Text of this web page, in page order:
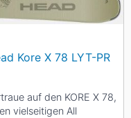
Kore X 78 LYT-PR
auf den KORE X 78,
vielseitigen All